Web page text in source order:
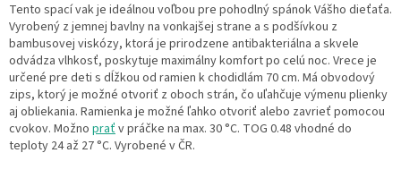
Tento spací vak je ideálnou voľbou pre pohodlný spánok Vášho dieťaťa.
Vyrobený z jemnej bavlny na vonkajšej strane a s podšívkou z
bambusovej viskózy, ktorá je prirodzene antibakteriálna a skvele
odvádza vlhkosť, poskytuje maximálny komfort po celú noc. Vrece je
určené pre deti s dĺžkou od ramien k chodidlám 70 cm. Má obvodový
zips, ktorý je možné otvoriť z oboch strán, čo uľahčuje výmenu plienky
aj obliekania. Ramienka je možné ľahko otvoriť alebo zavrieť pomocou
cvokov. Možno praťv práčke na max. 30 °C. TOG 0.48 vhodné do
teploty 24 až 27 °C. Vyrobené v ČR.